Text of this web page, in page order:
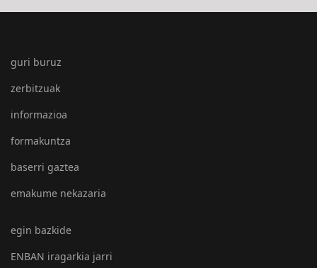
guri buruz
zerbitzuak
informazioa
formakuntza
baserri gaztea
emakume nekazaria
egin bazkide
ENBAN iragarkia jarri